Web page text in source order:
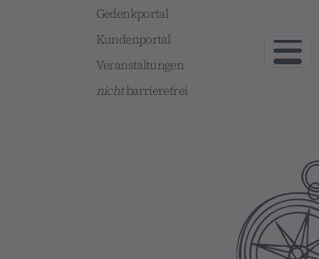
Gedenkportal
Kundenportal
Veranstaltungen
nichtbarrierefrei